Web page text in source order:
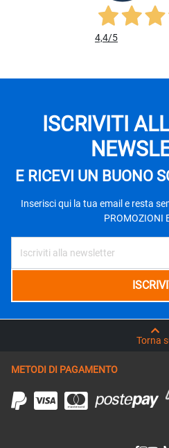
4,4/5
ISCRIVITI
E RICEVI UN BUONO
Inserisci qui la tua email e resta
PROMOZIONI
Torna
METODI DI PAGAMENTO